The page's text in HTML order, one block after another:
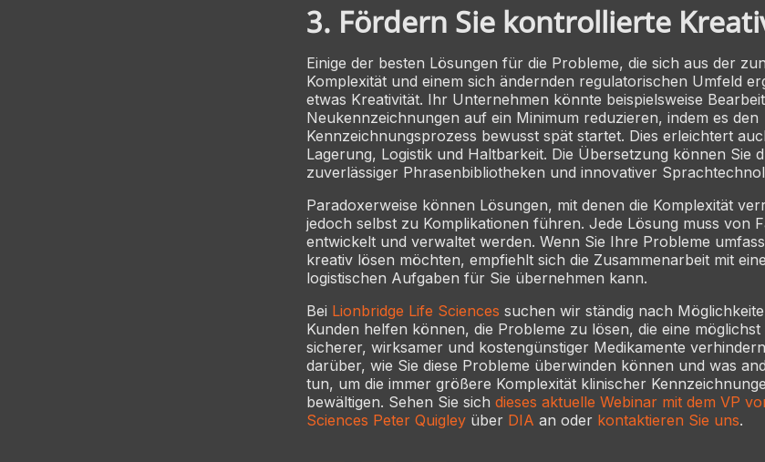
3. Fördern Sie kontrollierte
Einige der besten Lösungen für die Probleme, die sich aus der
Komplexität und einem sich ändernden regulatorischen Umfeld
etwas Kreativität. Ihr Unternehmen könnte beispielsweise
Neukennzeichnungen auf ein Minimum reduzieren, indem es den
Kennzeichnungsprozess bewusst spät startet. Dies erleichtert
Lagerung, Logistik und Haltbarkeit. Die Übersetzung können Sie
zuverlässiger Phrasenbibliotheken und innovativer
Paradoxerweise können Lösungen, mit denen die Komplexität
jedoch selbst zu Komplikationen führen. Jede Lösung muss von
entwickelt und verwaltet werden. Wenn Sie Ihre Probleme
kreativ lösen möchten, empfiehlt sich die Zusammenarbeit mit
logistischen Aufgaben für Sie übernehmen kann.
Bei Lionbridge Life Sciences suchen wir ständig nach
Kunden helfen können, die Probleme zu lösen, die eine
sicherer, wirksamer und kostengünstiger Medikamente
darüber, wie Sie diese Probleme überwinden können und was
tun, um die immer größere Komplexität klinischer
bewältigen. Sehen Sie sich dieses aktuelle Webinar mit dem VP
Sciences Peter Quigley über DIA an oder kontaktieren Sie uns.